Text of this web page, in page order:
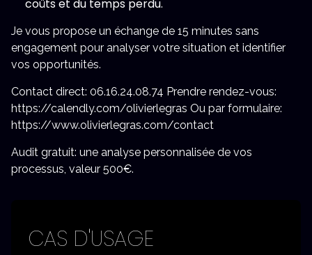
coûts et du temps perdu.
Je vous propose un échange de 15 minutes sans
engagement pour analyser votre situation et identifier
vos opportunités.
Contact direct: 06.16.24.08.74 Prendre rendez-vous:
https://calendly.com/olivierlegras Ou par formulaire:
https://www.olivierlegras.com/contact
Audit gratuit: une analyse personnalisée de vos
processus, valeur 500€.
CAS D'USAGE